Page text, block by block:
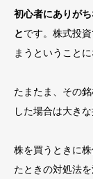
初心者にありが
とです。株式投
まうということに
たまたま、その
した場合は大き
株を買うときに
たときの対処法